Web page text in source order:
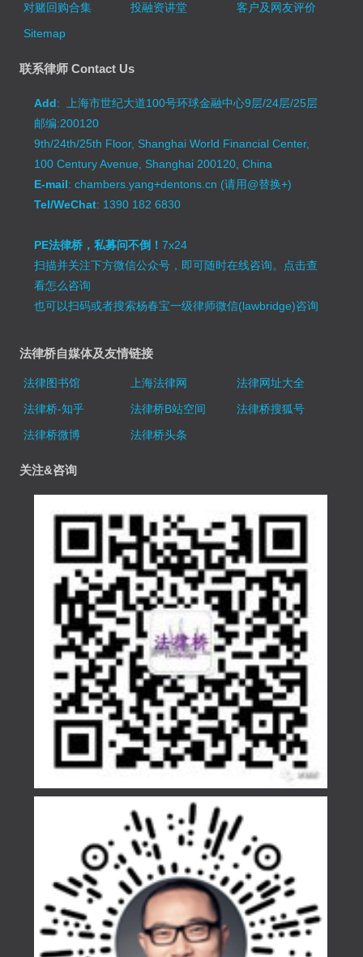
对赌回购合集
投融资讲堂
客户及网友评价
Sitemap
联系律师 Contact Us
Add: 上海市世纪大道100号环球金融中心9层/24层/25层
邮编:200120
9th/24th/25th Floor, Shanghai World Financial Center,
100 Century Avenue, Shanghai 200120, China
E-mail: chambers.yang+dentons.cn (请用@替换+)
Tel/WeChat: 1390 182 6830
PE法律桥，私募问不倒！7x24
扫描并关注下方微信公众号，即可随时在线咨询。 点击查
看怎么咨询
也可以扫码或者搜索杨春宝一级律师微信(lawbridge)咨询
法律桥自媒体及友情链接
法律图书馆 上海法律网
法律网址大全
法律桥-知乎
法律桥B站空间
法律桥搜狐号
法律桥微博
法律桥头条
关注&咨询